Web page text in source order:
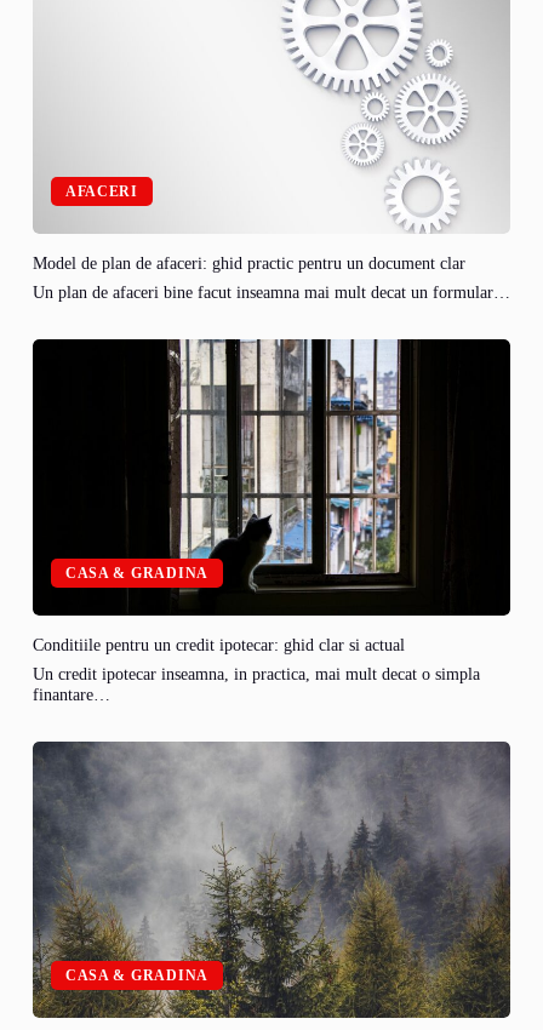
AFACERI
Model de plan de afaceri: ghid practic pentru un document clar
Un plan de afaceri bine facut inseamna mai mult decat un formular…
CASA & GRADINA
Conditiile pentru un credit ipotecar: ghid clar si actual
Un credit ipotecar inseamna, in practica, mai mult decat o simpla
finantare…
CASA & GRADINA